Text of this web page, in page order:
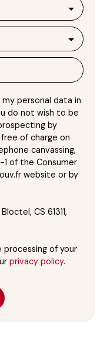
personal data in
do not wish to be
by
of charge on
canvassing,
of the Consumer
website or by
CS 61311,
of your
privacy policy.